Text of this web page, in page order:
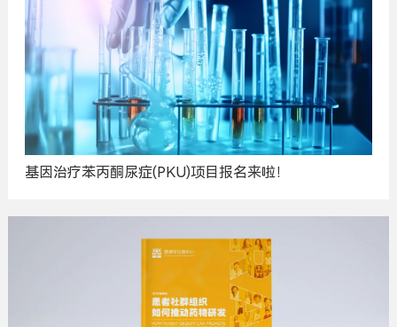
基因治疗苯丙酮尿症(PKU)项目报名来啦！
广